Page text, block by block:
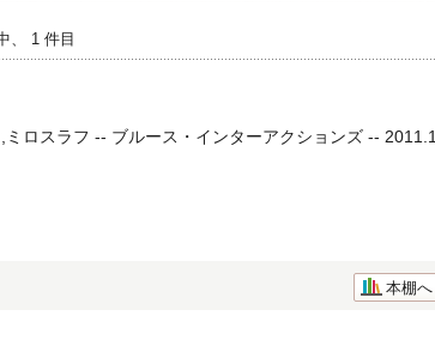
、 1 件目
ロスラフ -- ブルース・インターアクションズ -- 2011.1
本棚へ